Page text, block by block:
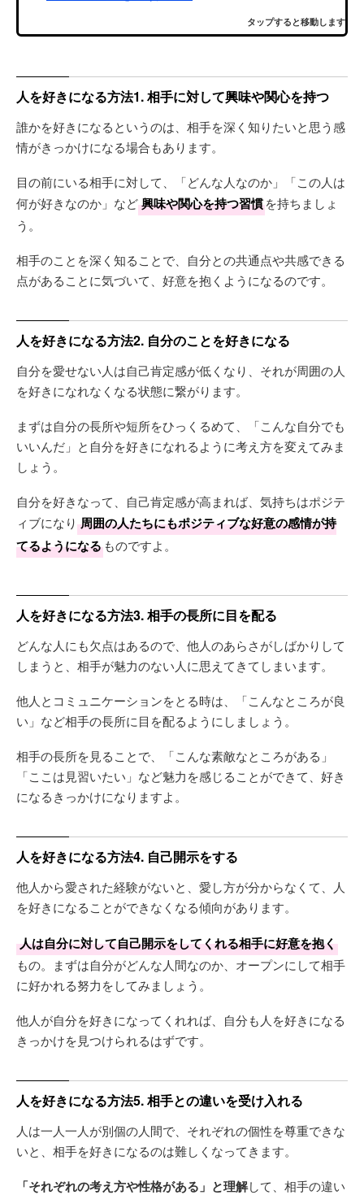
タップすると移動します
人を好きになる方法1. 相手に対して興味や関心を持つ
誰かを好きになるというのは、相手を深く知りたいと思う感
情がきっかけになる場合もあります。
目の前にいる相手に対して、「どんな人なのか」「この人は
何が好きなのか」など興味や関心を持つ習慣を持ちましょ
う。
相手のことを深く知ることで、自分との共通点や共感できる
点があることに気づいて、好意を抱くようになるのです。
人を好きになる方法2. 自分のことを好きになる
自分を愛せない人は自己肯定感が低くなり、それが周囲の人
を好きになれなくなる状態に繋がります。
まずは自分の長所や短所をひっくるめて、「こんな自分でも
いいんだ」と自分を好きになれるように考え方を変えてみま
しょう。
自分を好きなって、自己肯定感が高まれば、気持ちはポジテ
ィブになり 周囲の人たちにもポジティブな好意の感情が持
てるようになる ものですよ。
人を好きになる方法3. 相手の長所に目を配る
どんな人にも欠点はあるので、他人のあらさがしばかりして
しまうと、相手が魅力のない人に思えてきてしまいます。
他人とコミュニケーションをとる時は、「こんなところが良
い」など相手の長所に目を配るようにしましょう。
相手の長所を見ることで、「こんな素敵なところがある」
「ここは見習いたい」など魅力を感じることができて、好き
になるきっかけになりますよ。
人を好きになる方法4. 自己開示をする
他人から愛された経験がないと、愛し方が分からなくて、人
を好きになることができなくなる傾向があります。
人は自分に対して自己開示をしてくれる相手に好意を抱く
もの。まずは自分がどんな人間なのか、オープンにして相手
に好かれる努力をしてみましょう。
他人が自分を好きになってくれれば、自分も人を好きになる
きっかけを見つけられるはずです。
人を好きになる方法5. 相手との違いを受け入れる
人は一人一人が別個の人間で、それぞれの個性を尊重できな
いと、相手を好きになるのは難しくなってきます。
「それぞれの考え方や性格がある」と理解して、相手の違い